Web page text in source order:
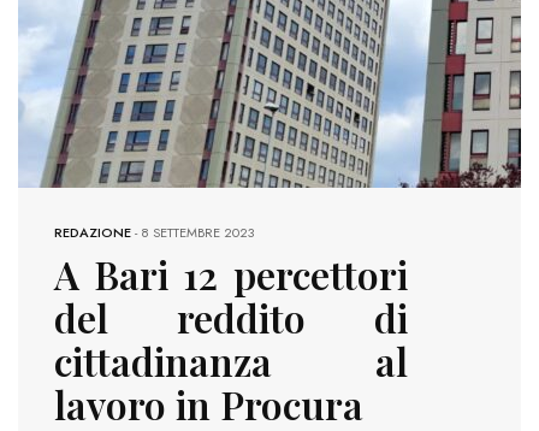
REDAZIONE-8 SETTEMBRE 2023
A Bari 12 percettori
del reddito di
cittadinanza al
lavoro in Procura